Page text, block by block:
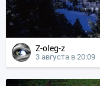
Z-oleg-z
3 августа в 20:09